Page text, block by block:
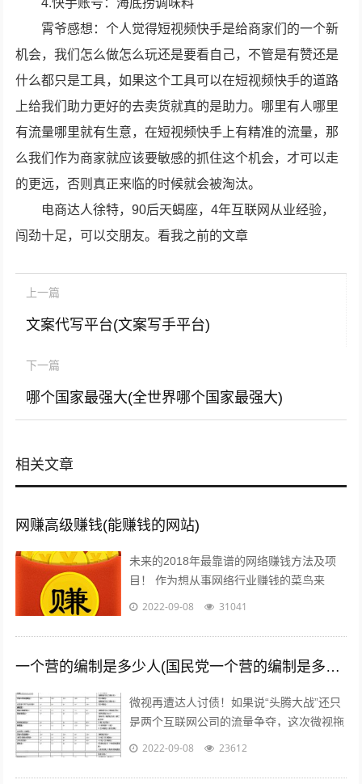
霄爷感想：个人觉得短视频快手是给商家们的一个新
机会，我们怎么做怎么玩还是要看自己，不管是有赞还是
什么都只是工具，如果这个工具可以在短视频快手的道路
上给我们助力更好的去卖货就真的是助力。哪里有人哪里
有流量哪里就有生意，在短视频快手上有精准的流量，那
么我们作为商家就应该要敏感的抓住这个机会，才可以走
的更远，否则真正来临的时候就会被淘汰。
电商达人徐特，90后天蝎座，4年互联网从业经验，
闯劲十足，可以交朋友。看我之前的文章
上一篇
文案代写平台(文案写手平台)
下一篇
哪个国家最强大(全世界哪个国家最强大)
相关文章
网赚高级赚钱(能赚钱的网站)
未来的2018年最靠谱的网络赚钱方法及项
目！ 作为想从事网络行业赚钱的菜鸟来
说，那些打字、注册发帖、打码、挂机、时
2022-09-08 31041
一个营的编制是多少人(国民党一个营的编制是多少人)
微视再遭达人讨债！如果说“头腾大战”还只
是两个互联网公司的流量争夺，这次微视拖
欠达人补贴额的行为，无疑是雪上加霜，让
2022-09-08 23612